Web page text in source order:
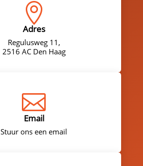

Adres
Regulusweg 11,
2516 AC Den Haag

Email
Stuur ons een email